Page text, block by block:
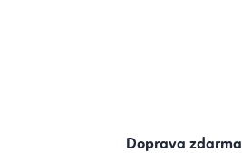
Doprava zdarma